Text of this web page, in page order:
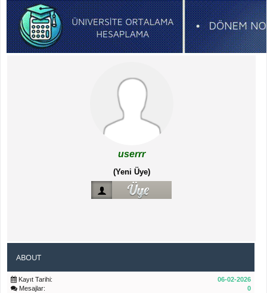
userrr
(Yeni Üye)
ABOUT
Kayıt Tarihi:
06-02-2026
Mesajlar:
0